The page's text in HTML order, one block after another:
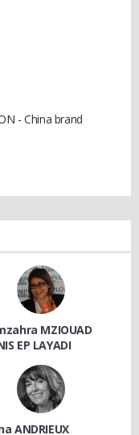
- China brand
MZIOUAD
EP LAYADI
ANDRIEUX